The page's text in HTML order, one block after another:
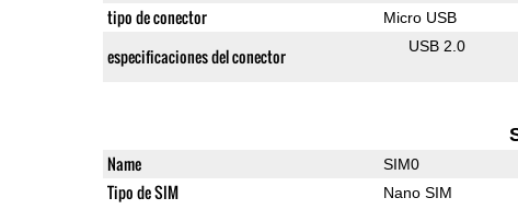
tipo de conector Micro USB
especificaciones del conector USB 2.0
Name SIM0
Tipo de SIM Nano SIM